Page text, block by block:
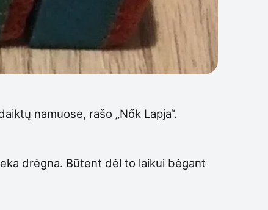
namuose, rašo „Nők Lapja“.
drėgna. Būtent dėl to laikui bėgant